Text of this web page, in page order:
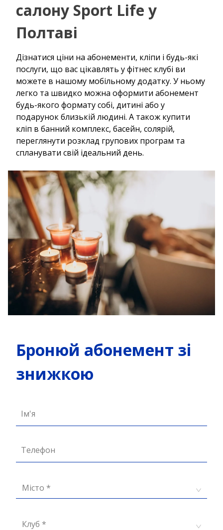
салону Sport Life у
Полтаві
Дізнатися ціни на абонементи, кліпи і будь-які
послуги, що вас цікавлять у фітнес клубі ви
можете в нашому мобільному додатку. У ньому
легко та швидко можна оформити абонемент
будь-якого формату собі, дитині або у
подарунок близькій людині. А також купити
кліп в банний комплекс, басейн, солярій,
переглянути розклад групових програм та
спланувати свій ідеальний день.
Бронюй абонемент зі
знижкою
Ім'я
Телефон
Місто *
Клуб *